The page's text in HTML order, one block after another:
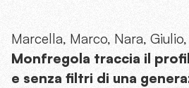
Marcella, Marco, Nara,
Monfregola traccia il
e senza filtri di una